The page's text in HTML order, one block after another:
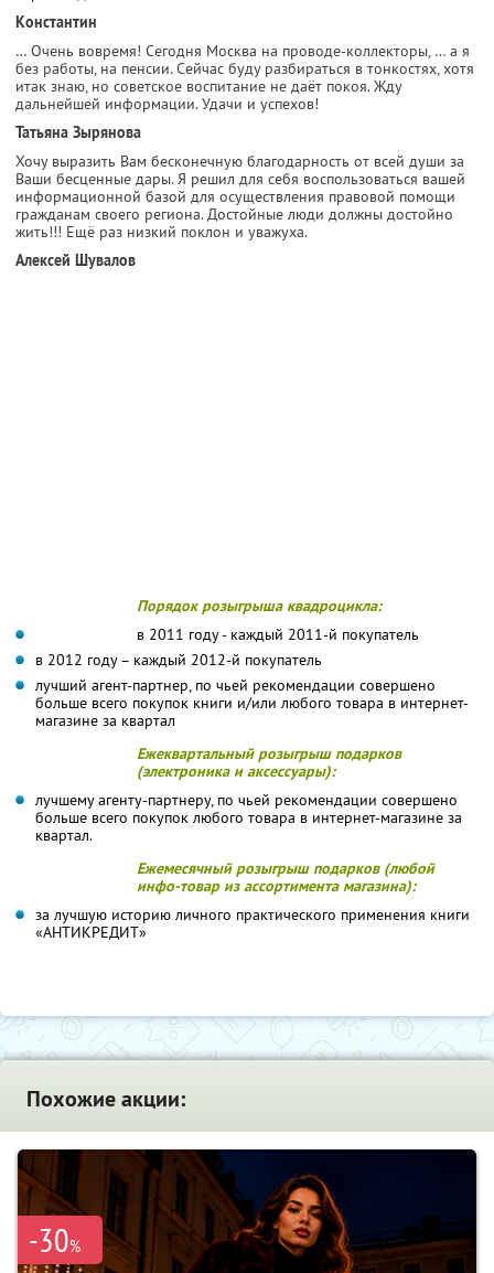
Константин
… Очень вовремя! Сегодня Москва на проводе-коллекторы, … а я
без работы, на пенсии. Сейчас буду разбираться в тонкостях, хотя
итак знаю, но советское воспитание не даёт покоя. Жду
дальнейшей информации. Удачи и успехов!
Татьяна Зырянова
Хочу выразить Вам бесконечную благодарность от всей души за
Ваши бесценные дары. Я решил для себя воспользоваться вашей
информационной базой для осуществления правовой помощи
гражданам своего региона. Достойные люди должны достойно
жить!!! Ещё раз низкий поклон и уважуха.
Алексей Шувалов
Порядок розыгрыша квадроцикла:
в 2011 году - каждый 2011-й покупатель
в 2012 году – каждый 2012-й покупатель
лучший агент-партнер, по чьей рекомендации совершено
больше всего покупок книги и/или любого товара в интернет-
магазине за квартал
Ежеквартальный розыгрыш подарков
(электроника и аксессуары):
лучшему агенту-партнеру, по чьей рекомендации совершено
больше всего покупок любого товара в интернет-магазине за
квартал.
Ежемесячный розыгрыш подарков (любой
инфо-товар из ассортимента магазина):
за лучшую историю личного практического применения книги
«АНТИКРЕДИТ»
Похожие акции:
-30%